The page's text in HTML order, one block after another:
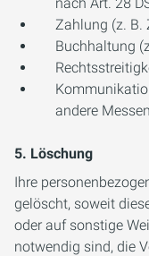
Zahlung (z. B.
Buchhaltung
andere
5. Löschung
Ihre
gelöscht, soweit
oder auf sonstige
notwendig sind, die